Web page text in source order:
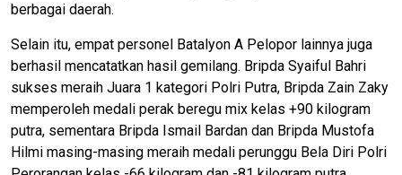
berbagai daerah.
Selain itu, empat personel Batalyon A Pelopor lainnya juga
berhasil mencatatkan hasil gemilang. Bripda Syaiful Bahri
sukses meraih Juara 1 kategori Polri Putra, Bripda Zain Zaky
memperoleh medali perak beregu mix kelas +90 kilogram
putra, sementara Bripda Ismail Bardan dan Bripda Mustofa
Hilmi masing-masing meraih medali perunggu Bela Diri Polri